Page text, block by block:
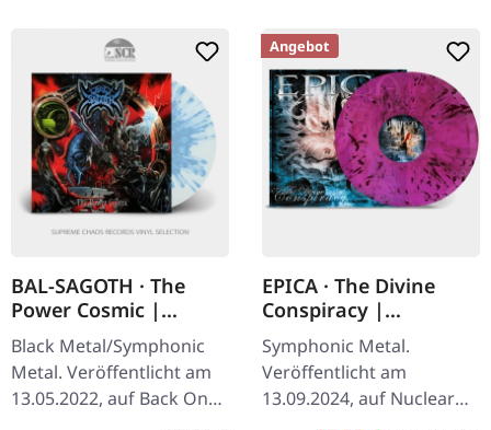
BAL-SAGOTH · The
Power Cosmic |
CLEAR/BLUE LP
Black Metal/Symphonic
Metal. Veröffentlicht am
13.05.2022, auf Back On
Black. Clear Vinyl mit
Angebot
EPICA · The Divine
Conspiracy |
TRANSPARENT
MAGENTA/BLACK
MARBLED 2LP
Symphonic Metal.
Veröffentlicht am
13.09.2024, auf Nuclear
Blast Records.